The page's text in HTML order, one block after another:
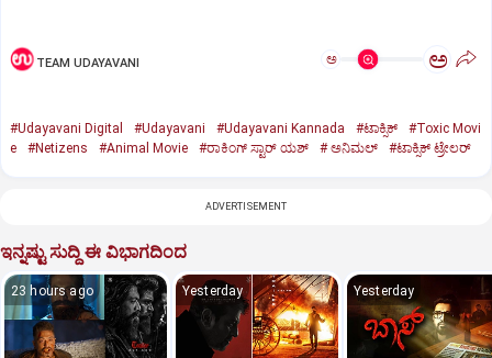
TEAM UDAYAVANI ಅ ಅ
#Udayavani Digital #Udayavani #Udayavani Kannada #ಟಾಕ್ಸಿಕ್‌
#Toxic Movi
e
#Netizens #Animal Movie #ರಾಕಿಂಗ್‌ ಸ್ಟಾರ್‌ ಯಶ್ #‌ ಅನಿಮಲ್‌ #ಟಾಕ್ಸಿಕ್‌ ಟ್ರೇಲರ್‌
ADVERTISEMENT
ಇನ್ನಷ್ಟು ಸುದ್ದಿ ಈ ವಿಭಾಗದಿಂದ
23 hours ago Yesterday Yesterday